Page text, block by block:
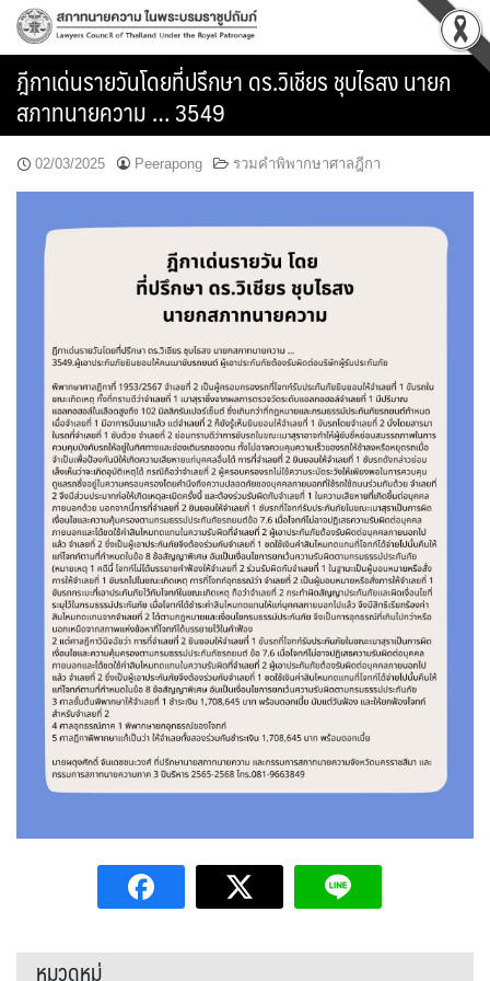
Skip
content
ฎีกาเด่นรายวันโดยที่ปรึกษา ดร.วิเชียร ชุบไธสง นายก
สภาทนายความ … 3549
02/03/2025 Peerapong รวมคำพิพากษาศาลฎีกา
หมวดหมู่